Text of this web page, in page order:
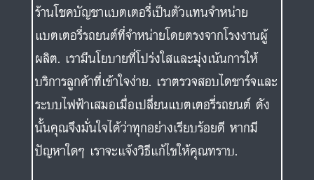
ร้านโชคบัญชาแบตเตอรี่เป็นตัวแทนจำหน่าย
แบตเตอรี่รถยนต์ที่จำหน่ายโดยตรงจากโรงงานผู้
ผลิต. เรามีนโยบายที่โปร่งใสและมุ่งเน้นการให้
บริการลูกค้าที่เข้าใจง่าย. เราตรวจสอบไดชาร์จและ
ระบบไฟฟ้าเสมอเมื่อเปลี่ยนแบตเตอรี่รถยนต์ ดัง
นั้นคุณจึงมั่นใจได้ว่าทุกอย่างเรียบร้อยดี หากมี
ปัญหาใดๆ เราจะแจ้งวิธีแก้ไขให้คุณทราบ.